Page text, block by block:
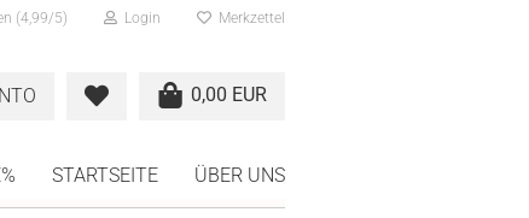
(4,99/5) Login Merkzettel
0,00 EUR
STARTSEITE ÜBER UNS